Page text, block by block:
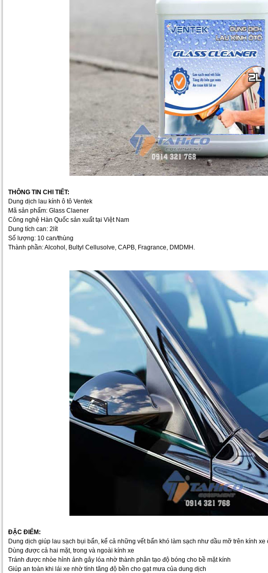
THÔNG TIN CHI TIẾT:
Dung dịch lau kính ô tô Ventek
Mã sản phẩm: Glass Claener
Công nghệ Hàn Quốc sản xuất tại Việt Nam
Dung tích can: 2lít
Số lượng: 10 can/thùng
Thành phần: Alcohol, Bultyl Cellusolve, CAPB, Fragrance, DMDMH.
ĐẶC ĐIỂM:
Dung dịch giúp lau sạch bụi bẩn, kể cả những vết bẩn khó làm sạch như dầu mỡ trên kính xe
Dùng được cả hai mặt, trong và ngoài kính xe
Tránh được nhòe hỉnh ảnh gây lóa nhờ thành phân tạo độ bóng cho bề mặt kính
Giúp an toàn khi lái xe nhờ tính tăng độ bền cho gạt mưa của dung dịch